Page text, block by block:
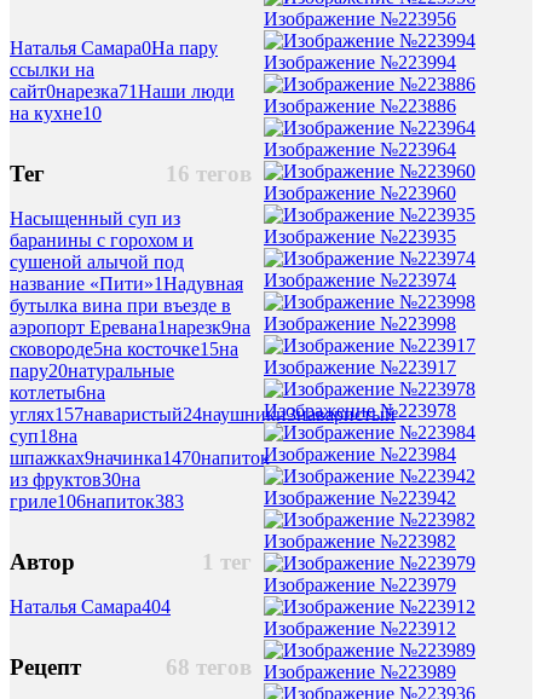
Наталья Самара0На пару
ссылки на
сайт0нарезка71Наши люди
на кухне10
16 тегов
Тег
Насыщенный суп из
баранины с горохом и
сушеной алычой под
название «Пити»1Надувная
бутылка вина при въезде в
аэропорт Еревана1нарезк9на
сковороде5на косточке15на
пару20натуральные
котлеты6на
углях157наваристый24наушники3наваристый
суп18на
шпажках9начинка1470напиток
из фруктов30на
гриле106напиток383
1 тег
Автор
Наталья Самара404
68 тегов
Рецепт
Изображение №223956
Изображение №223994
Изображение №223886
Изображение №223964
Изображение №223960
Изображение №223935
Изображение №223974
Изображение №223998
Изображение №223917
Изображение №223978
Изображение №223984
Изображение №223942
Изображение №223982
Изображение №223979
Изображение №223912
Изображение №223989